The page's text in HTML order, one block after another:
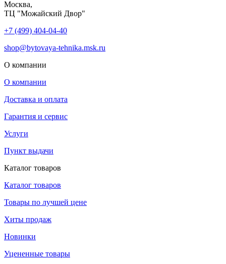
Москва,
ТЦ "Можайский Двор"
+7 (499) 404-04-40
shop@bytovaya-tehnika.msk.ru
О компании
О компании
Доставка и оплата
Гарантия и сервис
Услуги
Пункт выдачи
Каталог товаров
Каталог товаров
Товары по лучшей цене
Хиты продаж
Новинки
Уцененные товары